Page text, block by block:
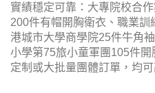
實績穩定可靠：大專院校合
200件有帽開胸衛衣、職業
港城市大學商學院25件牛角
小學第75旅小童軍團105件
定制或大批量團體訂單，均